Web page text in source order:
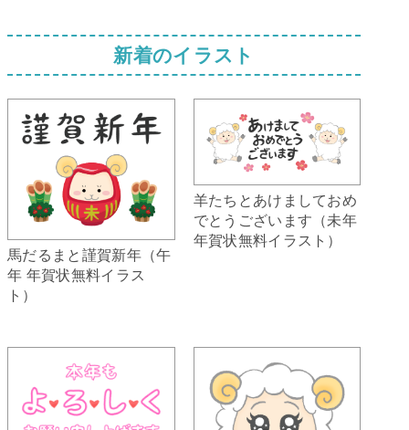
新着のイラスト
馬だるまと謹賀新年（午
年 年賀状無料イラス
ト）
羊たちとあけましておめ
でとうございます（未年
年賀状無料イラスト）